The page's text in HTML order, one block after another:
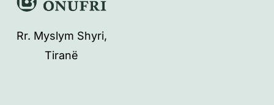
Rr. Myslym Shyri,
Tiranë